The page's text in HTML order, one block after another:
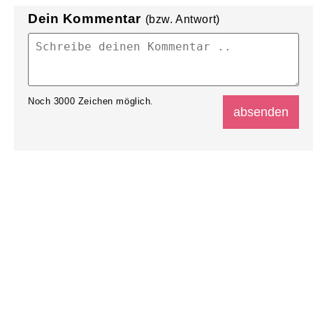
Dein Kommentar (bzw. Antwort)
Noch 3000 Zeichen möglich.